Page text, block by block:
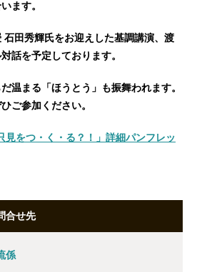
ます。
石田秀輝氏をお迎えした基調講演、渡
話を予定しております。
温まる「ほうとう」も振舞われます。
ご参加ください。
見をつ・く・る？！」詳細パンフレッ
合せ先
係